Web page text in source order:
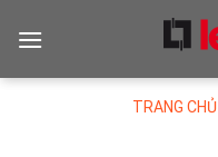
TRANG CHỦ